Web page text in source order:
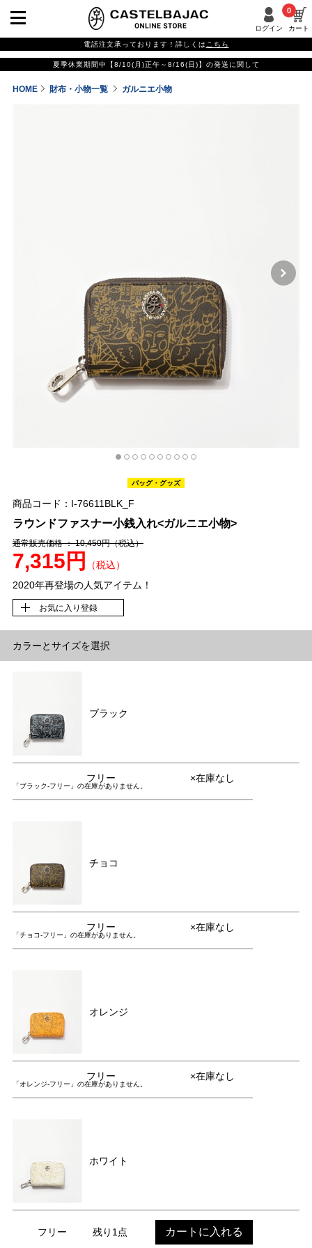
ログイン カート
0
電話注文承っております！詳しくは こちら
夏季休業期間中【8/10(月)正午～8/16(日)】の発送に関して
HOME 財布・小物一覧 ガルニエ小物
バッグ・グッズ
商品コード：I-76611BLK_F
ラウンドファスナー小銭入れ<ガルニエ小物>
通常販売価格 ： 10,450円（税込）
7,315円
（税込）
2020年再登場の人気アイテム！
お気に入り登録
カラーとサイズを選択
ブラック
フリー ×在庫なし
「ブラック-フリー」の在庫がありません。
チョコ
フリー ×在庫なし
「チョコ-フリー」の在庫がありません。
オレンジ
フリー ×在庫なし
「オレンジ-フリー」の在庫がありません。
ホワイト
フリー 残り1点 カートに入れる